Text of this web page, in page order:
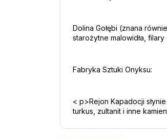
Dolina Gołębi (znana
starożytne malowidła,
Fabryka Sztuki Onyksu:
< p>Rejon Kapadocji
turkus, zultanit i inne